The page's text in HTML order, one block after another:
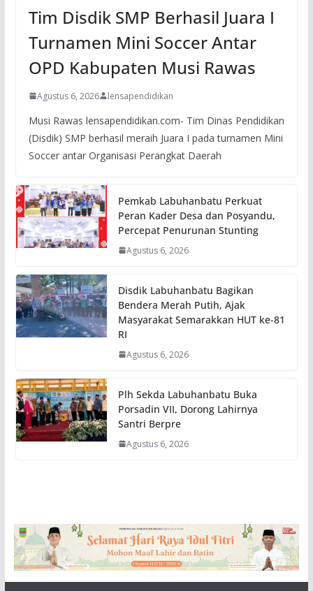
Tim Disdik SMP Berhasil Juara I
Turnamen Mini Soccer Antar
OPD Kabupaten Musi Rawas
Agustus 6, 2026 lensapendidikan
Musi Rawas lensapendidikan.com- Tim Dinas Pendidikan
(Disdik) SMP berhasil meraih Juara I pada turnamen Mini
Soccer antar Organisasi Perangkat Daerah
Pemkab Labuhanbatu Perkuat
Peran Kader Desa dan Posyandu,
Percepat Penurunan Stunting
Agustus 6, 2026
Disdik Labuhanbatu Bagikan
Bendera Merah Putih, Ajak
Masyarakat Semarakkan HUT ke-81
RI
Agustus 6, 2026
Plh Sekda Labuhanbatu Buka
Porsadin VII, Dorong Lahirnya
Santri Berpre
Agustus 6, 2026